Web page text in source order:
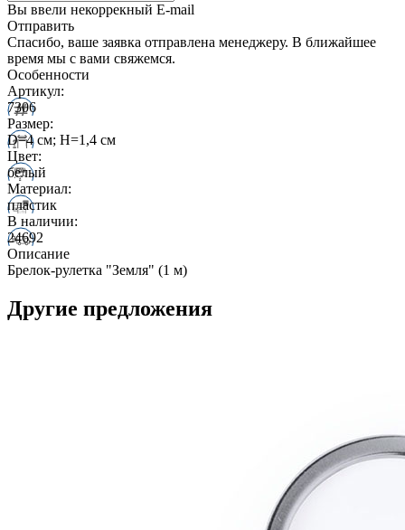
Вы ввели некоррекный E-mail
Отправить
Спасибо, ваше заявка отправлена менеджеру. В ближайшее
время мы с вами свяжемся.
Особенности
Артикул:
7306
Размер:
D=4 см; H=1,4 см
Цвет:
белый
Материал:
пластик
В наличии:
24692
Описание
Брелок-рулетка "Земля" (1 м)
Другие предложения